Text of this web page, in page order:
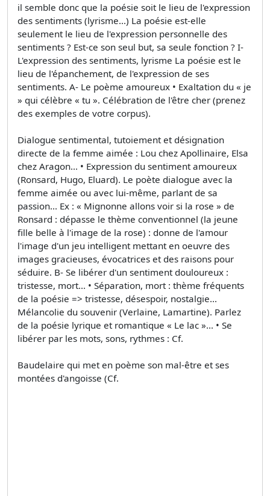
il semble donc que la poésie soit le lieu de l'expression
des sentiments (lyrisme...) La poésie est-elle
seulement le lieu de l'expression personnelle des
sentiments ? Est-ce son seul but, sa seule fonction ? I-
L'expression des sentiments, lyrisme La poésie est le
lieu de l'épanchement, de l'expression de ses
sentiments. A- Le poème amoureux • Exaltation du « je
» qui célèbre « tu ». Célébration de l'être cher (prenez
des exemples de votre corpus).
Dialogue sentimental, tutoiement et désignation
directe de la femme aimée : Lou chez Apollinaire, Elsa
chez Aragon... • Expression du sentiment amoureux
(Ronsard, Hugo, Eluard). Le poète dialogue avec la
femme aimée ou avec lui-même, parlant de sa
passion... Ex : « Mignonne allons voir si la rose » de
Ronsard : dépasse le thème conventionnel (la jeune
fille belle à l'image de la rose) : donne de l'amour
l'image d'un jeu intelligent mettant en oeuvre des
images gracieuses, évocatrices et des raisons pour
séduire. B- Se libérer d'un sentiment douloureux :
tristesse, mort... • Séparation, mort : thème fréquents
de la poésie => tristesse, désespoir, nostalgie...
Mélancolie du souvenir (Verlaine, Lamartine). Parlez
de la poésie lyrique et romantique « Le lac »... • Se
libérer par les mots, sons, rythmes : Cf.
Baudelaire qui met en poème son mal-être et ses
montées d'angoisse (Cf.